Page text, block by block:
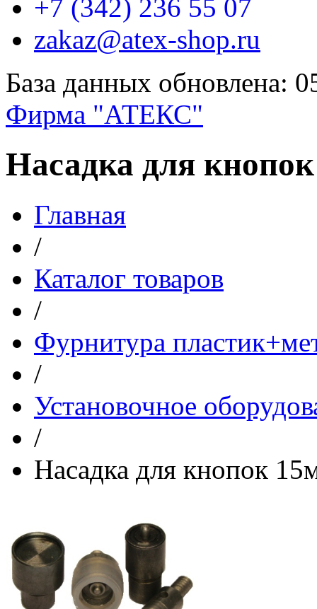
+7 (342) 236 55 07
zakaz@atex-shop.ru
База данных обновлена:
Фирма "АТЕКС"
Насадка для
Главная
/
Каталог товаров
/
Фурнитура
/
Установочное
/
Насадка для кнопок